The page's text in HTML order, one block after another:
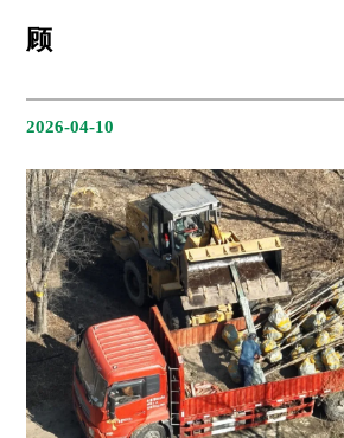
顾
2026-04-10